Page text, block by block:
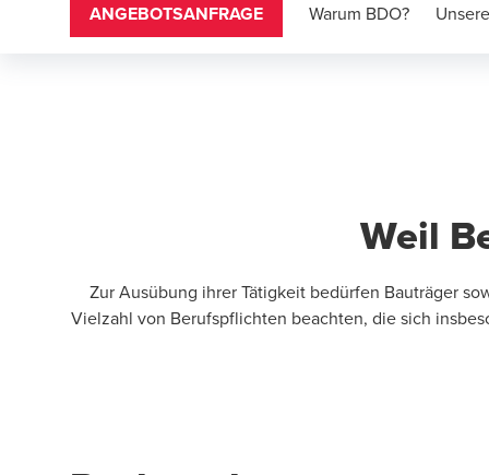
ANGEBOTSANFRAGE Warum BDO?
Weil
Zur Ausübung ihrer Tätigkeit bedürfen Bauträger
Vielzahl von Berufspflichten beachten, die sich